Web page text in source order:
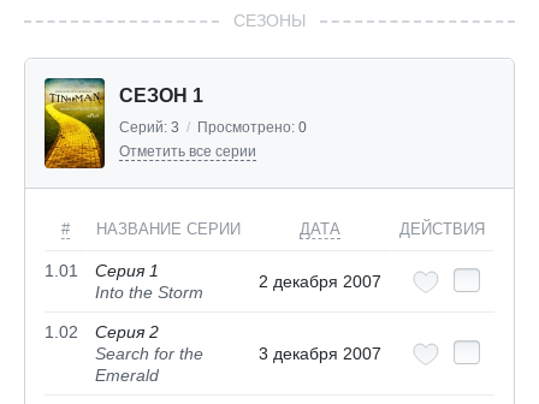
СЕЗОНЫ
СЕЗОН 1
Серий: 3 / Просмотрено: 0
Отметить все серии
# НАЗВАНИЕ СЕРИИ ДАТА ДЕЙСТВИЯ
1.01
Серия 1
Into the Storm
2 декабря 2007
1.02
Серия 2
Search for the
Emerald
3 декабря 2007